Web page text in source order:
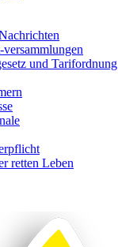
versammlungen
und Tarifordnung
retten Leben